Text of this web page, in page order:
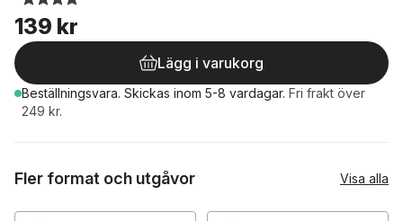
139 kr
Lägg i varukorg
Beställningsvara. Skickas inom 5-8 vardagar. Fri frakt över
249 kr.
Fler format och utgåvor Visa alla